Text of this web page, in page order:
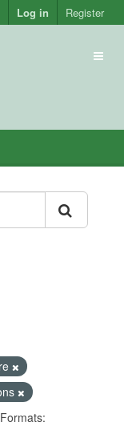
Log in Register
Formats: